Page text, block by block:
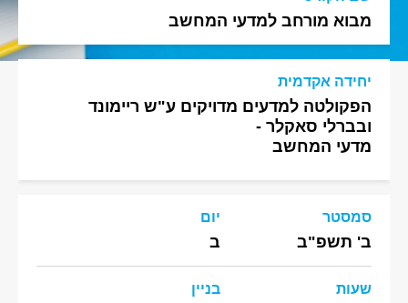
מבוא מורחב למדעי המחשב
יחידה אקדמית
הפקולטה למדעים מדויקים ע"ש ריימונד
ובברלי סאקלר -
מדעי המחשב
סמסטר
ב' תשפ"ב
יום
ב
שעות בניין